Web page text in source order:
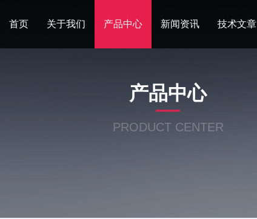
首页 关于我们 产品中心 新闻资讯 技术文章
产品中心
PRODUCT CENTER